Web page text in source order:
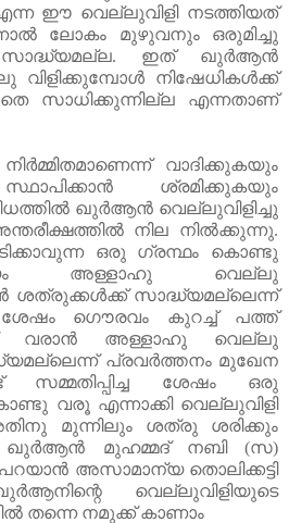
ഈ വെല്ലുവിളി നടത്തിയത്
ലോകം മുഴുവനും
ഒരുമിച്ചു
സാദ്ധ്യമല്ല. ഇത്
ഖുർആൻ
വിളിക്കുമ്പോൾ
നിഷേധികൾക്ക്
സാധിക്കുന്നില്ല
എന്നതാണ്
നിർമ്മിതമാണെന്ന്
വാദിക്കുകയും
സ്ഥാപിക്കാൻ
ശ്രമിക്കുകയും
ഖുർആൻ വെല്ലുവിളിച്ചു
നില നിൽക്കുന്നു.
ഒരു ഗ്രന്ഥം
കൊണ്ടു
അള്ളാഹു
വെല്ലു
ശത്രുക്കൾക്ക് സാദ്ധ്യമല്ലെന്ന്
ശേഷം ഗൌരവം കുറച്ച്
പത്ത്
വരാൻ അള്ളാഹു
വെല്ലു
പ്രവർത്തനം മുഖേന
സമ്മതിപ്പിച്ച ശേഷം
ഒരു
വരൂ എന്നാക്കി വെല്ലുവിളി
മുന്നിലും ശത്രു
ശരിക്കും
ഖുർആൻ മുഹമ്മദ് നബി(സ)
പറയാൻ അസാമാന്യ തൊലിക്കട്ടി
വെല്ലുവിളിയുടെ
തന്നെ നമുക്ക് കാണാം